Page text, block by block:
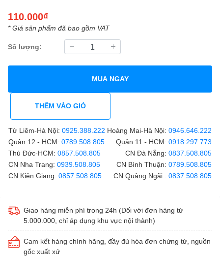
110.000₫
* Giá sản phẩm đã bao gồm VAT
Số lượng:
MUA NGAY
THÊM VÀO GIỎ
Từ Liêm-Hà Nội: 0925.388.222 Hoàng Mai-Hà Nội: 0946.646.222
Quận 12 - HCM: 0789.508.805 Quận 11 - HCM: 0918.297.773
Thủ Đức-HCM: 0857.508.805 CN Đà Nẵng: 0837.508.805
CN Nha Trang: 0939.508.805 CN Bình Thuận: 0789.508.805
CN Kiên Giang: 0857.508.805 CN Quảng Ngãi : 0837.508.805
Giao hàng miễn phí trong 24h (Đối với đơn hàng từ
5.000.000, chỉ áp dụng khu vực nội thành)
Cam kết hàng chính hãng, đầy đủ hóa đơn chứng từ, nguồn
gốc xuất xứ